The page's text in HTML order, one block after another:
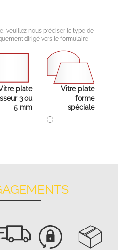
veuillez nous préciser le type de
dirigé vers le formulaire
plate
3 ou
5 mm
Vitre plate
forme
spéciale